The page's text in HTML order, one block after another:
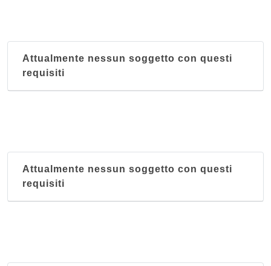
Attualmente nessun soggetto con questi
requisiti
Attualmente nessun soggetto con questi
requisiti